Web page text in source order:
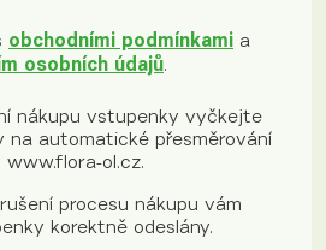
obchodními podmínkami a
osobních údajů.
nákupu vstupenky vyčkejte
na automatické přesměrování
ol.cz.
procesu nákupu vám
korektně odeslány.